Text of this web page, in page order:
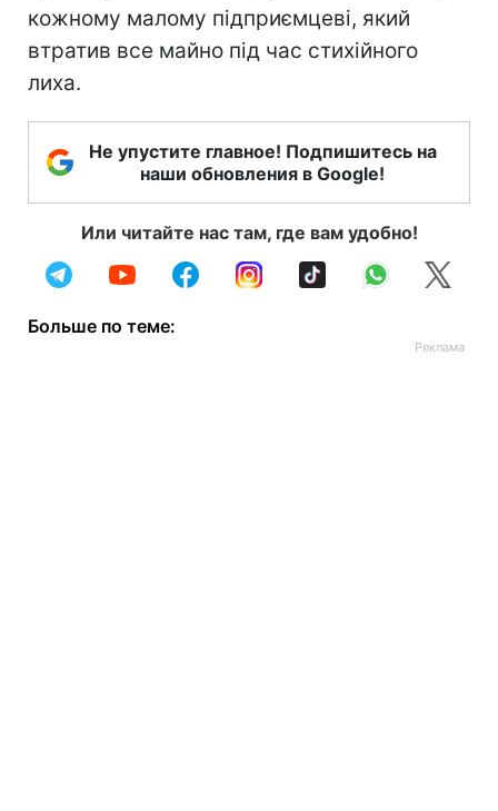
кожному малому підприємцеві, який
втратив все майно під час стихійного
лиха.
Не упустите главное! Подпишитесь на
наши обновления в Google!
Или читайте нас там, где вам удобно!
Больше по теме: